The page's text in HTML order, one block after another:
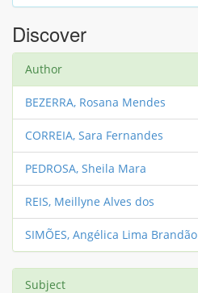
Discover
Author
BEZERRA, Rosana Mendes
CORREIA, Sara Fernandes
PEDROSA, Sheila Mara
REIS, Meillyne Alves dos
SIMÕES, Angélica Lima Brandão
Subject